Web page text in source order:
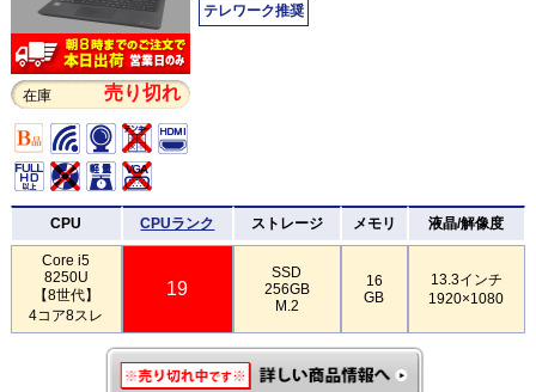
在庫 売り切れ
テレワーク推奨
CPU CPUランク ストレージ メモリ 液晶/解像度
Core i5
8250U
【8世代】
4コア8スレ
19
SSD
256GB
M.2
16
GB
13.3インチ
1920×1080